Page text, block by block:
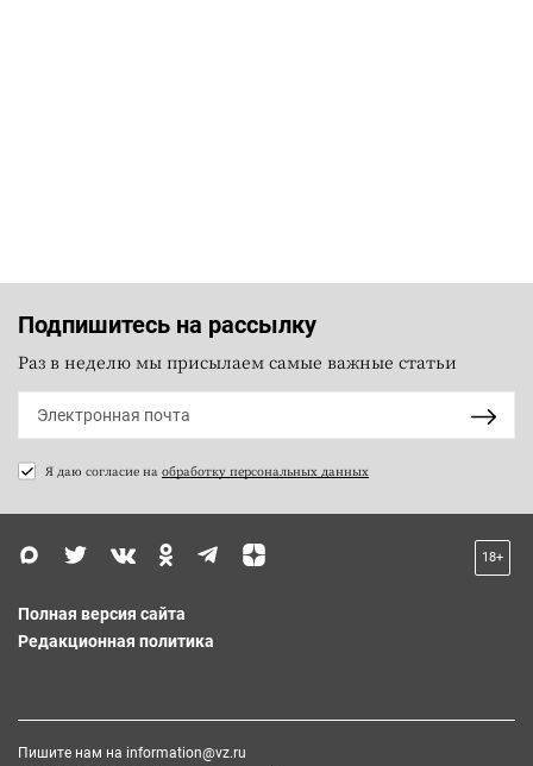
Подпишитесь на рассылку
Раз в неделю мы присылаем самые важные статьи
Я даю согласие на обработку персональных данных
18+
Полная версия сайта
Редакционная политика
Пишите нам на information@vz.ru